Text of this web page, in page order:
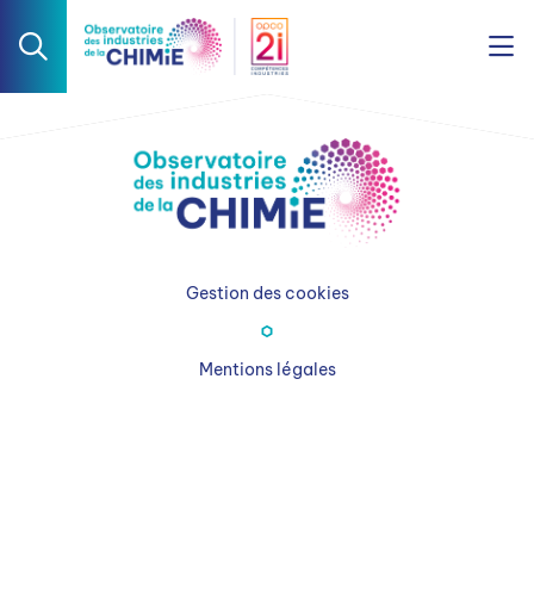
Gestion des cookies
Mentions légales